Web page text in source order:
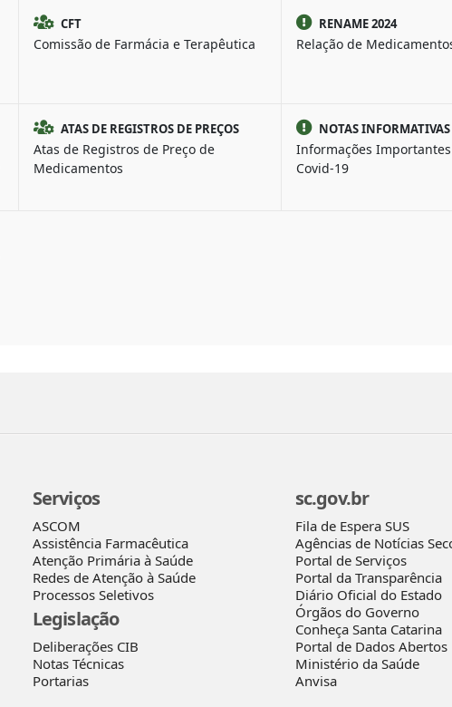
CFT
Comissão de Farmácia e Terapêutica
RENAME 2024
Relação de
ATAS DE REGISTROS DE PREÇOS
Atas de Registros de Preço de
Medicamentos
NOTAS
Informações
Covid-19
Serviços
ASCOM
Assistência Farmacêutica
Atenção Primária à Saúde
Redes de Atenção à Saúde
Processos Seletivos
Legislação
Deliberações CIB
Notas Técnicas
Portarias
sc.gov.br
Fila de Espera SUS
Agências de Notícias
Portal de Serviços
Portal da Transparência
Diário Oficial do Estado
Órgãos do Governo
Conheça Santa Catarina
Portal de Dados Abertos
Ministério da Saúde
Anvisa